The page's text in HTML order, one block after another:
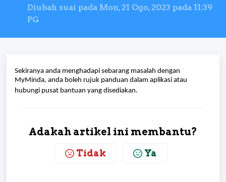
Diubah suai pada Mon, 21 Ogo, 2023 pada 11:39
PG
Sekiranya anda menghadapi sebarang masalah dengan
MyMinda, anda boleh rujuk panduan dalam aplikasi atau
hubungi pusat bantuan yang disediakan.
Adakah artikel ini membantu?
Tidak Ya